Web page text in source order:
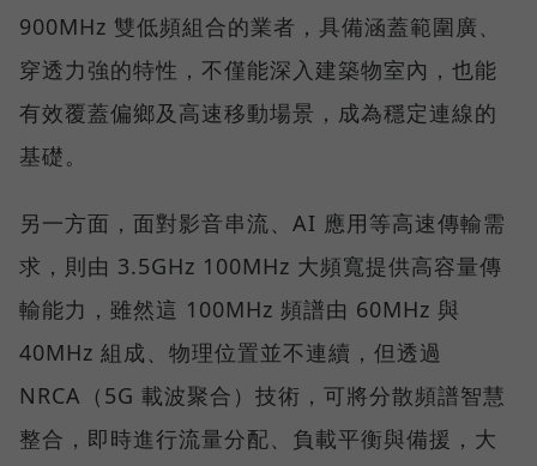
900MHz 雙低頻組合的業者，具備涵蓋範圍廣、
穿透力強的特性，不僅能深入建築物室內，也能
有效覆蓋偏鄉及高速移動場景，成為穩定連線的
基礎。
另一方面，面對影音串流、AI 應用等高速傳輸需
求，則由 3.5GHz 100MHz 大頻寬提供高容量傳
輸能力，雖然這 100MHz 頻譜由 60MHz 與
40MHz 組成、物理位置並不連續，但透過
NRCA（5G 載波聚合）技術，可將分散頻譜智慧
整合，即時進行流量分配、負載平衡與備援，大